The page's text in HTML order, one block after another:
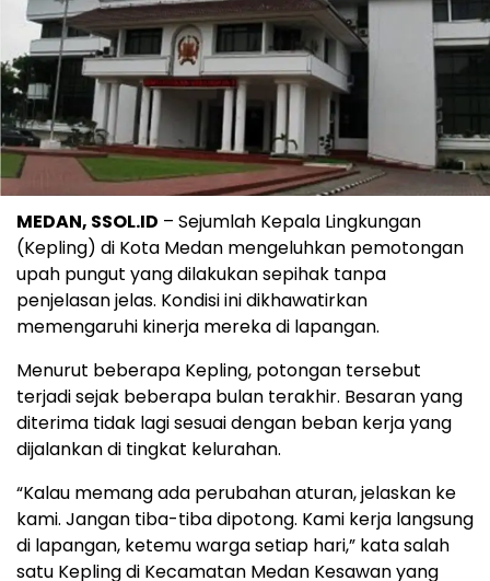
MEDAN, SSOL.ID – Sejumlah Kepala Lingkungan
(Kepling) di Kota Medan mengeluhkan pemotongan
upah pungut yang dilakukan sepihak tanpa
penjelasan jelas. Kondisi ini dikhawatirkan
memengaruhi kinerja mereka di lapangan.
Menurut beberapa Kepling, potongan tersebut
terjadi sejak beberapa bulan terakhir. Besaran yang
diterima tidak lagi sesuai dengan beban kerja yang
dijalankan di tingkat kelurahan.
“Kalau memang ada perubahan aturan, jelaskan ke
kami. Jangan tiba-tiba dipotong. Kami kerja langsung
di lapangan, ketemu warga setiap hari,” kata salah
satu Kepling di Kecamatan Medan Kesawan yang